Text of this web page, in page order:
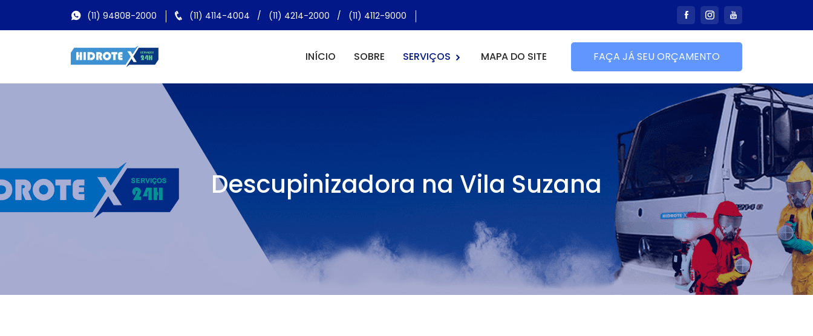
(11) 94808-2000 (11) 4114-4004 / (11) 4214-2000 / (11) 4112-9000
INÍCIO SOBRE SERVIÇOS MAPA DO SITE FAÇA JÁ SEU ORÇAMENTO
Descupinizadora na Vila Suzana